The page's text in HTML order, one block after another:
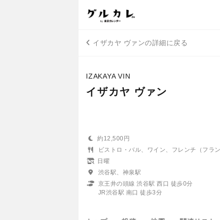
イザカヤ ヴァンの詳細に戻る
IZAKAYA VIN
イザカヤ ヴァン
約12,500円
ビストロ・バル、ワイン、フレンチ（フラン
日曜
渋谷駅、神泉駅
京王井の頭線 渋谷駅 西口 徒歩0分
JR渋谷駅 南口 徒歩3分